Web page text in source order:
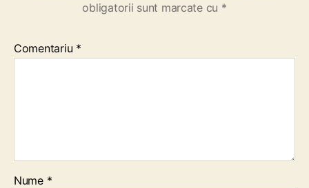
obligatorii sunt marcate cu *
Comentariu *
Nume *